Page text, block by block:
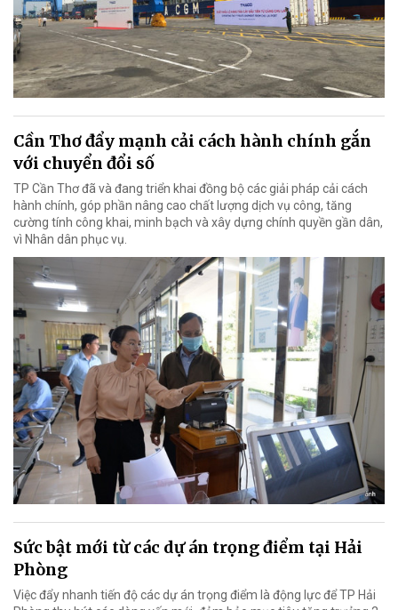
Cần Thơ đẩy mạnh cải cách hành chính gắn
với chuyển đổi số
TP Cần Thơ đã và đang triển khai đồng bộ các giải pháp cải cách
hành chính, góp phần nâng cao chất lượng dịch vụ công, tăng
cường tính công khai, minh bạch và xây dựng chính quyền gần dân,
vì Nhân dân phục vụ.
Sức bật mới từ các dự án trọng điểm tại Hải
Phòng
Việc đẩy nhanh tiến độ các dự án trọng điểm là động lực để TP Hải